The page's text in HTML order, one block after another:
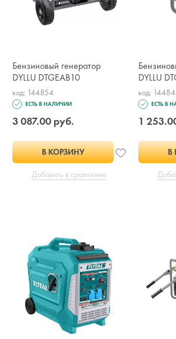
Бензиновый генератор
DYLLU DTGEAB10
код: 144854
ЕСТЬ В НАЛИЧИИ
3 087.00 руб.
В КОРЗИНУ
Добавить в сравнение
DYLLU
код:
ЕСТЬ В
1
В